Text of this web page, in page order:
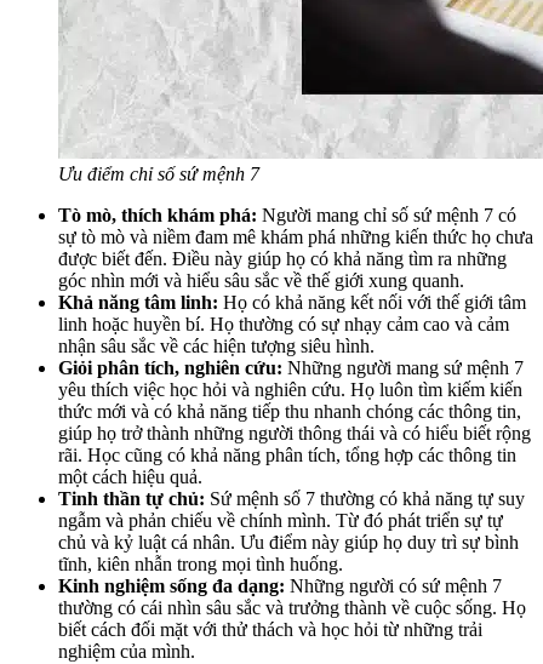
Ưu điểm chỉ số sứ mệnh 7
Tò mò, thích khám phá: Người mang chỉ số sứ mệnh 7 có
sự tò mò và niềm đam mê khám phá những kiến thức họ chưa
được biết đến. Điều này giúp họ có khả năng tìm ra những
góc nhìn mới và hiểu sâu sắc về thế giới xung quanh.
Khả năng tâm linh: Họ có khả năng kết nối với thế giới tâm
linh hoặc huyền bí. Họ thường có sự nhạy cảm cao và cảm
nhận sâu sắc về các hiện tượng siêu hình.
Giỏi phân tích, nghiên cứu: Những người mang sứ mệnh 7
yêu thích việc học hỏi và nghiên cứu. Họ luôn tìm kiếm kiến
thức mới và có khả năng tiếp thu nhanh chóng các thông tin,
giúp họ trở thành những người thông thái và có hiểu biết rộng
rãi. Học cũng có khả năng phân tích, tổng hợp các thông tin
một cách hiệu quả.
Tinh thần tự chủ: Sứ mệnh số 7 thường có khả năng tự suy
ngẫm và phản chiếu về chính mình. Từ đó phát triển sự tự
chủ và kỷ luật cá nhân. Ưu điểm này giúp họ duy trì sự bình
tĩnh, kiên nhẫn trong mọi tình huống.
Kinh nghiệm sống đa dạng: Những người có sứ mệnh 7
thường có cái nhìn sâu sắc và trưởng thành về cuộc sống. Họ
biết cách đối mặt với thử thách và học hỏi từ những trải
nghiệm của mình.